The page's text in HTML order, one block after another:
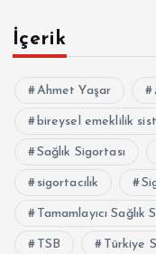
İçerik
Ahmet Yaşar
bireysel emeklilik
Sağlık Sigortası
sigortacılık
Tamamlayıcı Sağlık
TSB Türkiye